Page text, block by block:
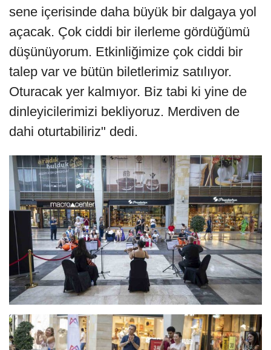
sene içerisinde daha büyük bir dalgaya yol
açacak. Çok ciddi bir ilerleme gördüğümü
düşünüyorum. Etkinliğimize çok ciddi bir
talep var ve bütün biletlerimiz satılıyor.
Oturacak yer kalmıyor. Biz tabi ki yine de
dinleyicilerimizi bekliyoruz. Merdiven de
dahi oturtabiliriz" dedi.